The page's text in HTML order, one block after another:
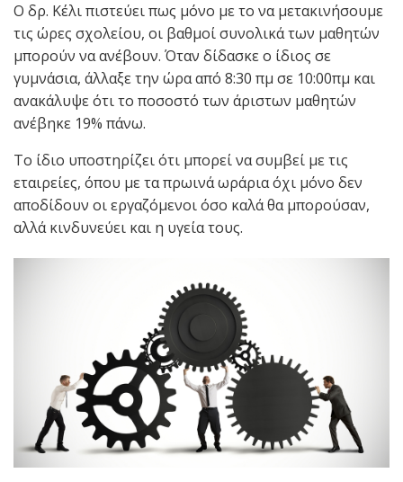
Ο δρ. Κέλι πιστεύει πως μόνο με το να μετακινήσουμε
τις ώρες σχολείου, οι βαθμοί συνολικά των μαθητών
μπορούν να ανέβουν. Όταν δίδασκε ο ίδιος σε
γυμνάσια, άλλαξε την ώρα από 8:30 πμ σε 10:00πμ και
ανακάλυψε ότι το ποσοστό των άριστων μαθητών
ανέβηκε 19% πάνω.
Το ίδιο υποστηρίζει ότι μπορεί να συμβεί με τις
εταιρείες, όπου με τα πρωινά ωράρια όχι μόνο δεν
αποδίδουν οι εργαζόμενοι όσο καλά θα μπορούσαν,
αλλά κινδυνεύει και η υγεία τους.